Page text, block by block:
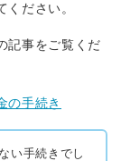
ください。
記事をご覧くだ
の手続き
い手続きでし